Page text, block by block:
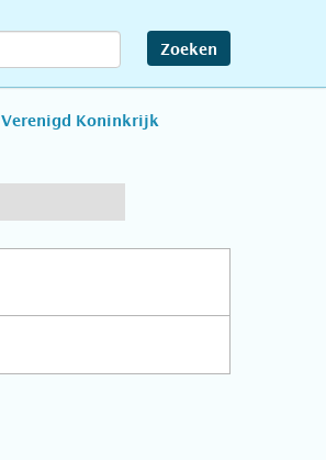
Zoeken
Verenigd Koninkrijk